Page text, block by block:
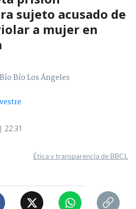
sujeto acusado de
a mujer en
Bío Los Ángeles
22:31
Ética y transparencia de BBCL